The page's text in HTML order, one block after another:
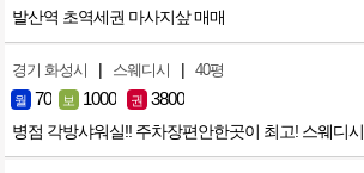
발산역 초역세권 마사지샆 매매
경기 화성시 | 스웨디시 | 40평
월 70 보 1000 권 3800
병점 각방샤워실!! 주차장편안한곳이 최고! 스웨디시